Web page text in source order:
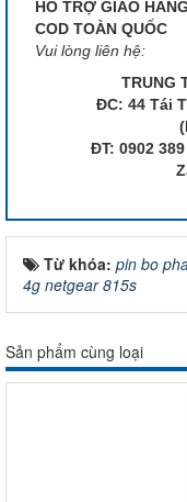
HỖ TRỢ GIAO
COD TOÀN QUỐC
Vui lòng liên hệ:
TRUNG
ĐC: 44 Tái
ĐT: 0902
Từ khóa: pin bo
4g netgear 815s
Sản phẩm cùng loại